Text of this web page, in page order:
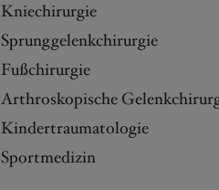
Kniechirurgie
Sprunggelenkchirurgie
Fußchirurgie
Arthroskopische
Kindertraumatologie
Sportmedizin